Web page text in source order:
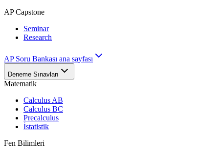
AP Capstone
Seminar
Research
AP Soru Bankası ana sayfası
Deneme Sınavları
Matematik
Calculus AB
Calculus BC
Precalculus
İstatistik
Fen Bilimleri